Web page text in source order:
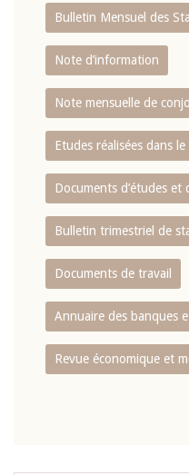
Bulletin Mensuel des
Note d’information
Note mensuelle de
Etudes réalisées dans
Documents d’études et
Bulletin trimestriel de
Documents de travail
Annuaire des banques
Revue économique et